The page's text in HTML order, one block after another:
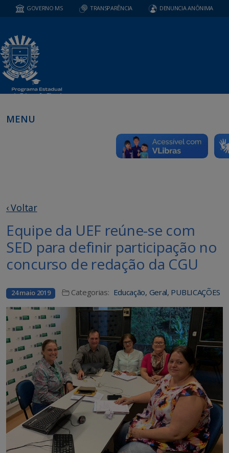
GOVERNO MS TRANSPARÊNCIA DENUNCIA ANÔNIMA
MENU
‹ Voltar
Equipe da UEF reúne-se com
SED para definir participação no
concurso de redação da CGU
24 maio 2019 Categorias: Educação, Geral, PUBLICAÇÕES